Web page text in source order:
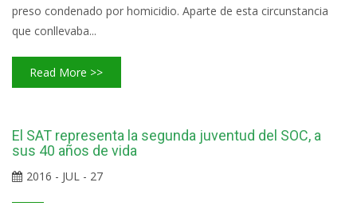
preso condenado por homicidio. Aparte de esta circunstancia
que conllevaba...
Read More >>
El SAT representa la segunda juventud del SOC, a
sus 40 años de vida
2016 - JUL - 27